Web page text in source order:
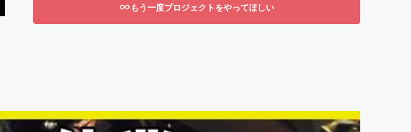
もう一度プロジェクトをやってほしい